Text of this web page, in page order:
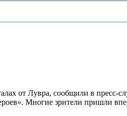
от Лувра, сообщили в пресс-
Многие зрители пришли